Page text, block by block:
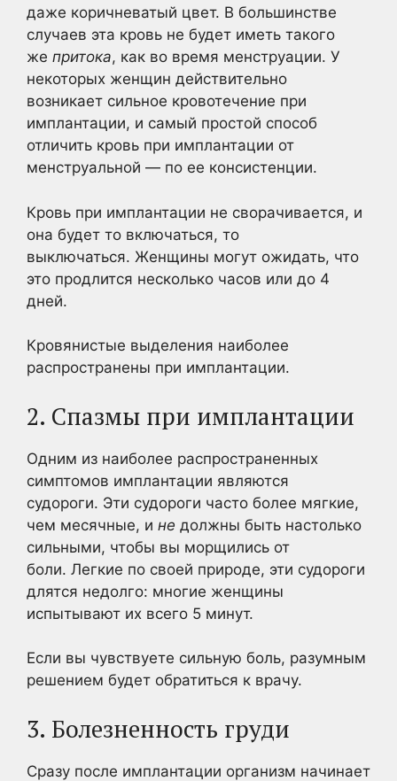
даже коричневатый цвет. В большинстве
случаев эта кровь не будет иметь такого
же притока, как во время менструации. У
некоторых женщин действительно
возникает сильное кровотечение при
имплантации, и самый простой способ
отличить кровь при имплантации от
менструальной — по ее консистенции.
Кровь при имплантации не сворачивается, и
она будет то включаться, то
выключаться. Женщины могут ожидать, что
это продлится несколько часов или до 4
дней.
Кровянистые выделения наиболее
распространены при имплантации.
2. Спазмы при имплантации
Одним из наиболее распространенных
симптомов имплантации являются
судороги. Эти судороги часто более мягкие,
чем месячные, и не должны быть настолько
сильными, чтобы вы морщились от
боли. Легкие по своей природе, эти судороги
длятся недолго: многие женщины
испытывают их всего 5 минут.
Если вы чувствуете сильную боль, разумным
решением будет обратиться к врачу.
3. Болезненность груди
Сразу после имплантации организм начинает